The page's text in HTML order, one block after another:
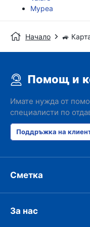
Муреа
Начало 🚙
Помощ и
Имате нужда от
специалисти по
Поддръжка на
Сметка
За нас